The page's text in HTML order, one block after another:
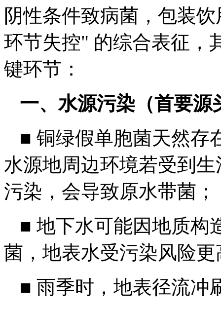
阴性条件致病菌，包装
环节失控" 的综合表征，
键环节：
一、水源污染（首要源
■ 铜绿假单胞菌天然存
水源地周边环境若受到
污染，会导致原水带菌；
■ 地下水可能因地质构
菌，地表水受污染风险更
■ 雨季时，地表径流冲